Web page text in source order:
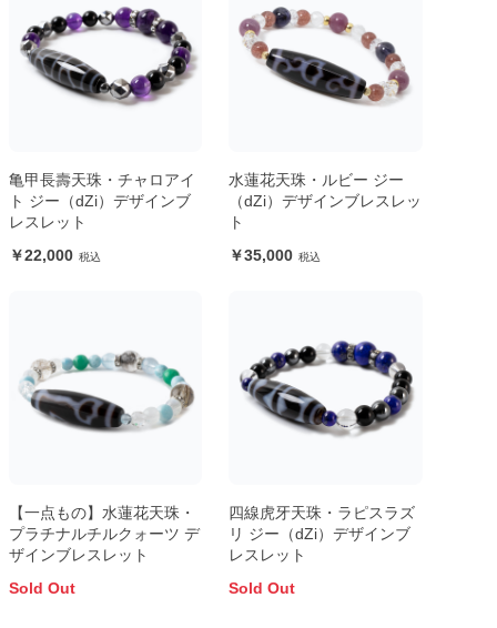
亀甲長壽天珠・チャロアイ
ト ジー（dZi）デザインブ
レスレット
22,000
水蓮花天珠・ルビー ジー
（dZi）デザインブレスレッ
ト
35,000
【一点もの】水蓮花天珠・
プラチナルチルクォーツ デ
ザインブレスレット
Sold Out
四線虎牙天珠・ラピスラズ
リ ジー（dZi）デザインブ
レスレット
Sold Out